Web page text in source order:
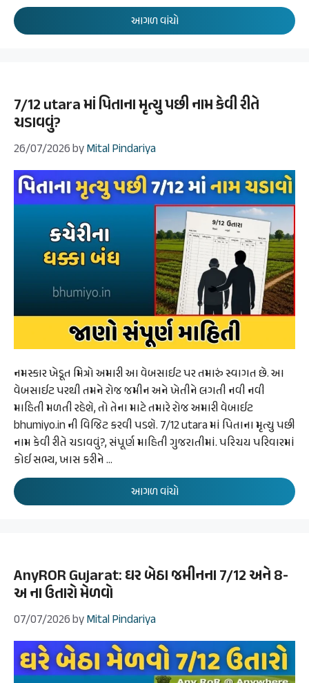
આગળ વાંચો
7/12 utara માં પિતાના મૃત્યુ પછી નામ કેવી રીતે
ચડાવવું?
26/07/2026byMital Pindariya
નમસ્કાર ખેડૂત મિત્રો અમારી આ વેબસાઈટ પર તમારું સ્વાગત છે. આ
વેબસાઈટ પરથી તમને રોજ જમીન અને ખેતીને લગતી નવી નવી
માહિતી મળતી રહેશે, તો તેના માટે તમારે રોજ અમારી વેબાઈટ
bhumiyo.in ની વિજિટ કરવી પડશે. 7/12 utara માં પિતાના મૃત્યુ પછી
નામ કેવી રીતે ચડાવવું?, સંપૂર્ણ માહિતી ગુજરાતીમાં. પરિચય પરિવારમાં
કોઈ સભ્ય, ખાસ કરીને …
આગળ વાંચો
AnyROR Gujarat: ઘર બેઠા જમીનના 7/12 અને 8-
અ ના ઉતારો મેળવો
07/07/2026byMital Pindariya